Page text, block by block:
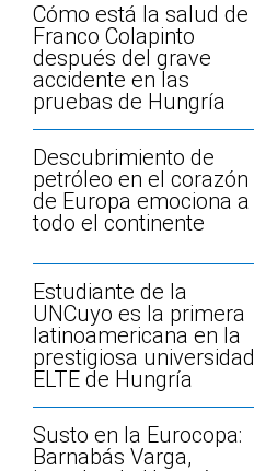
Cómo está la salud de
Franco Colapinto
después del grave
accidente en las
pruebas de Hungría
Descubrimiento de
petróleo en el corazón
de Europa emociona a
todo el continente
Estudiante de la
UNCuyo es la primera
latinoamericana en la
prestigiosa universidad
ELTE de Hungría
Susto en la Eurocopa:
Barnabás Varga,